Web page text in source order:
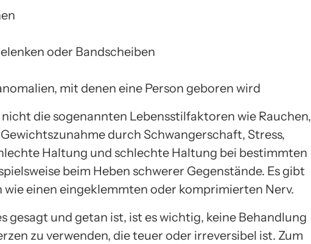
oder Bandscheiben
mit denen eine Person geboren wird
die sogenannten Lebensstilfaktoren wie Rauchen,
durch Schwangerschaft, Stress,
Haltung und schlechte Haltung bei bestimmten
beim Heben schwerer Gegenstände. Es gibt
wie einen eingeklemmten oder komprimierten Nerv.
gesagt und getan ist, ist es wichtig, keine Behandlung
zu verwenden, die teuer oder irreversibel ist. Zum